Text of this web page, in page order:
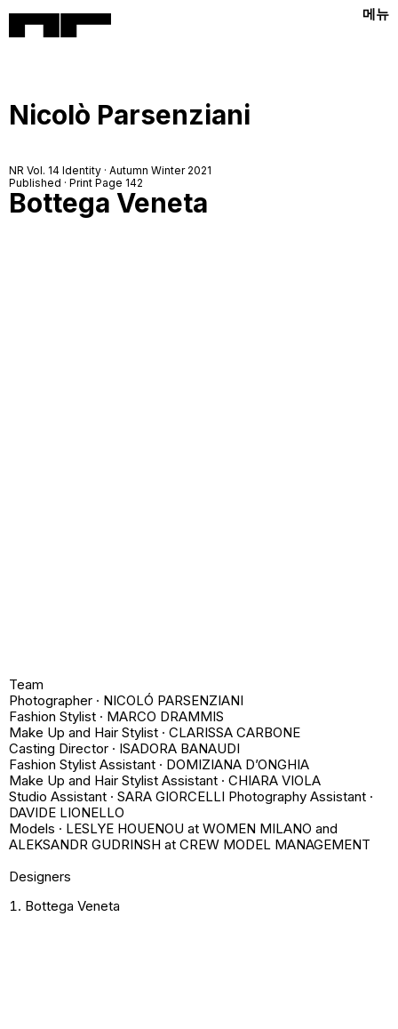
메뉴
Nicolò Parsenziani
NR Vol. 14 Identity · Autumn Winter 2021
Published · Print Page 142
Bottega Veneta
Team
Photographer · NICOLÓ PARSENZIANI
Fashion Stylist · MARCO DRAMMIS
Make Up and Hair Stylist · CLARISSA CARBONE
Casting Director · ISADORA BANAUDI
Fashion Stylist Assistant · DOMIZIANA D’ONGHIA
Make Up and Hair Stylist Assistant · CHIARA VIOLA
Studio Assistant · SARA GIORCELLI Photography Assistant ·
DAVIDE LIONELLO
Models · LESLYE HOUENOU at WOMEN MILANO and
ALEKSANDR GUDRINSH at CREW MODEL MANAGEMENT
Designers
Bottega Veneta